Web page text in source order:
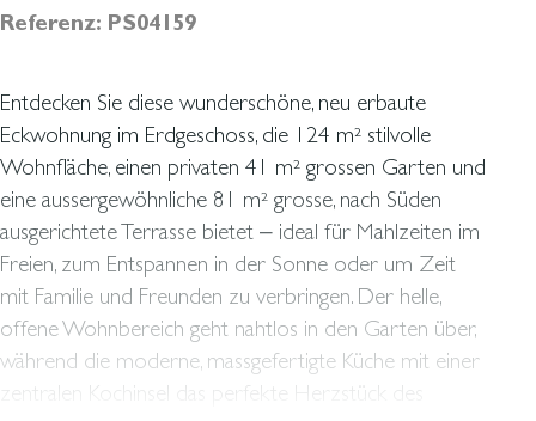
Referenz: PS04159
Entdecken Sie diese wunderschöne, neu erbaute
Eckwohnung im Erdgeschoss, die 124 m² stilvolle
Wohnfläche, einen privaten 41 m² grossen Garten und
eine aussergewöhnliche 81 m² grosse, nach Süden
ausgerichtete Terrasse bietet – ideal für Mahlzeiten im
Freien, zum Entspannen in der Sonne oder um Zeit
mit Familie und Freunden zu verbringen. Der helle,
offene Wohnbereich geht nahtlos in den Garten über,
während die moderne, massgefertigte Küche mit einer
zentralen Kochinsel das perfekte Herzstück des